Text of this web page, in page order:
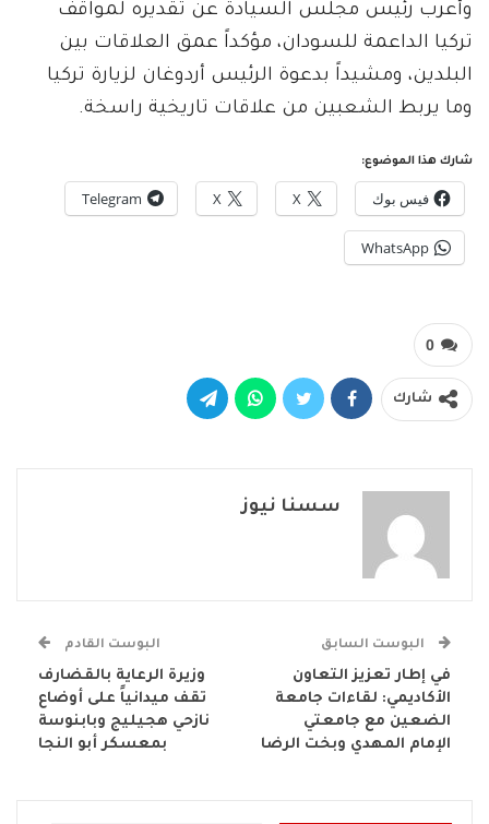
وأعرب رئيس مجلس السيادة عن تقديره لمواقف
تركيا الداعمة للسودان، مؤكداً عمق العلاقات بين
البلدين، ومشيداً بدعوة الرئيس أردوغان لزيارة تركيا
وما يربط الشعبين من علاقات تاريخية راسخة.
شارك هذا الموضوع:
فيس بوك X
X
Telegram
WhatsApp
0
شارك
سسنا نيوز
البوست السابق
في إطار تعزيز التعاون
الأكاديمي: لقاءات جامعة
الضعين مع جامعتي
الإمام المهدي وبخت الرضا
البوست القادم
وزيرة الرعاية بالقضارف
تقف ميدانياً على أوضاع
نازحي هجيليج وبابنوسة
بمعسكر أبو النجا